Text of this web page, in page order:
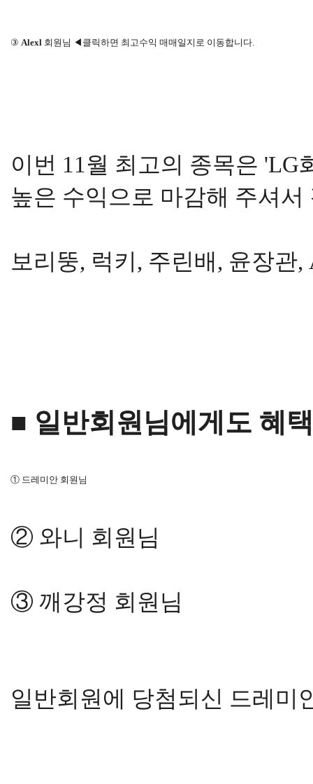
③ Alexl 회원님 ◀클릭하면 최고수익 매매일지로 이동합니다.
이번 11월 최고의 종목은
높은 수익으로 마감해 주셔
보리뚱, 럭키, 주린배, 윤장관
■ 일반회원님에게도 혜
① 드레미안 회원님
② 와니 회원님
③ 깨강정 회원님
일반회원에 당첨되신 드레미